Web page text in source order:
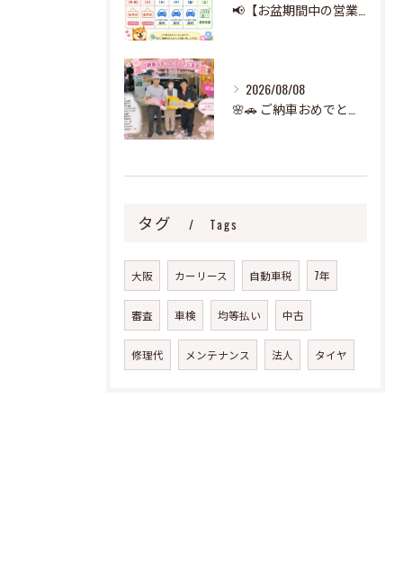
2026/08/08
タグ Tags
大阪 カーリース 自動車税 7年
審査 車検 均等払い 中古
修理代 メンテナンス 法人 タイヤ